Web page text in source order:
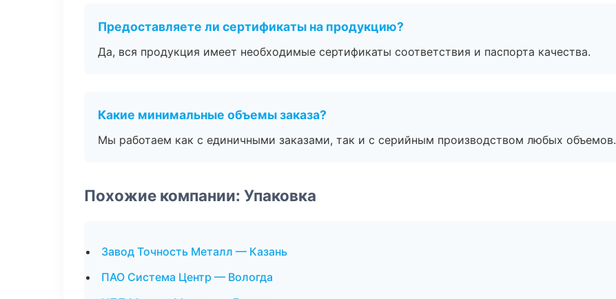
Предоставляете ли сертификаты на продукцию?
Да, вся продукция имеет необходимые сертификаты соответствия и паспорта качества.
Какие минимальные объемы заказа?
Мы работаем как с единичными заказами, так и с серийным производством любых объемов.
Похожие компании: Упаковка
Завод Точность Металл — Казань
ПАО Система Центр — Вологда